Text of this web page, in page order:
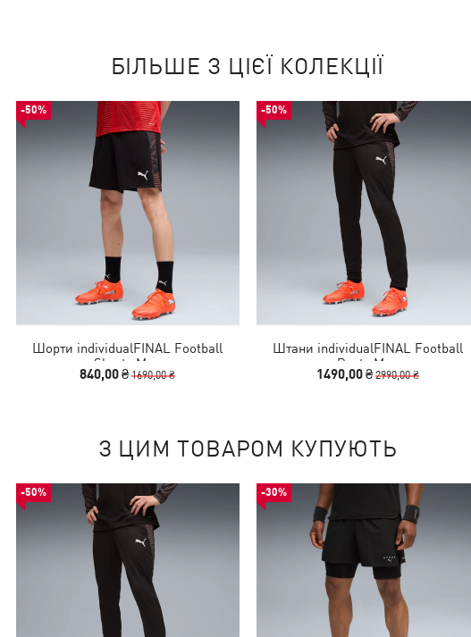
БІЛЬШЕ З ЦІЄЇ КОЛЕКЦІЇ
-50%
Шорти individualFINAL Football
Shorts Men
840,00 ₴1690,00 ₴
-50%
Штани individualFINAL Football
Pants Men
1490,00 ₴2990,00 ₴
З ЦИМ ТОВАРОМ КУПУЮТЬ
-50% -30%